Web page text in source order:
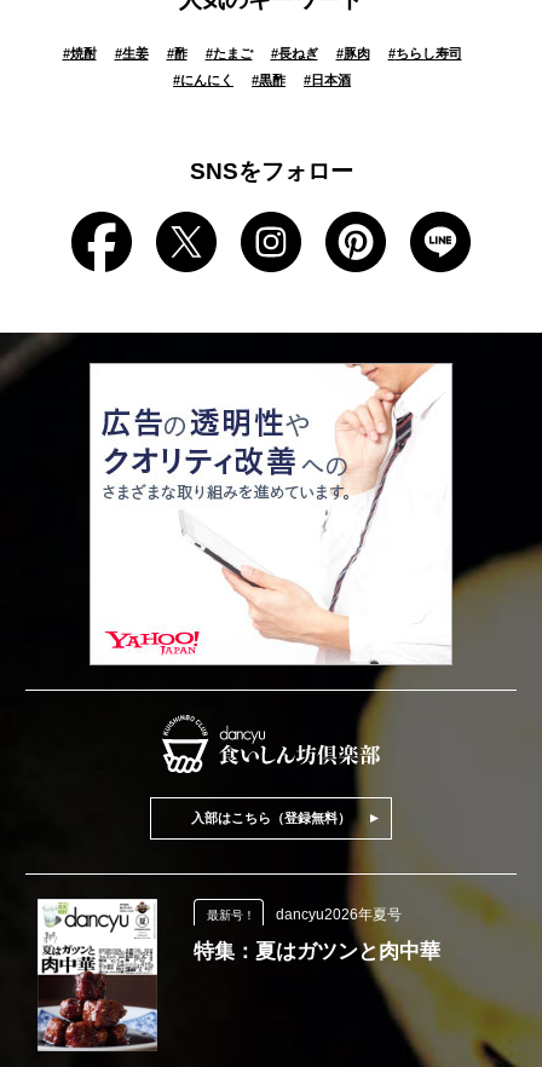
#焼酎 #生姜 #酢 #たまご #長ねぎ #豚肉 #ちらし寿司
#にんにく #黒酢 #日本酒
SNSをフォロー
入部はこちら（登録無料）
最新号！ dancyu2026年夏号
特集：夏はガツンと肉中華